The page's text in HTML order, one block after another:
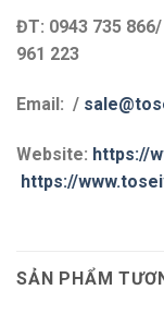
ĐT: 0943 735
961 223
Email: /
Website: https://
https://
SẢN PHẨM